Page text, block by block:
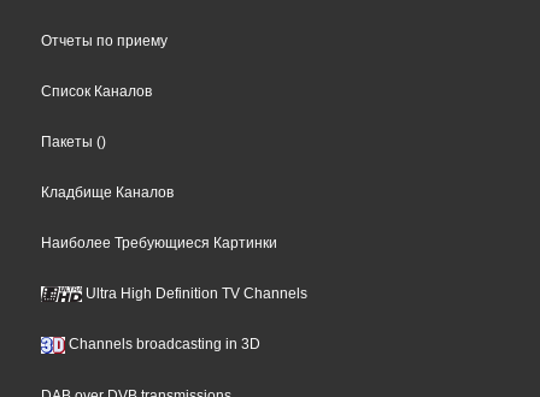
Отчеты по приему
Список Каналов
Пакеты ()
Кладбище Каналов
Наиболее Требующиеся Картинки
Ultra High Definition TV Channels
Channels broadcasting in 3D